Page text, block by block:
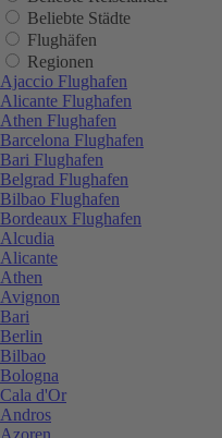
Beliebte Städte
Flughäfen
Regionen
Ajaccio Flughafen
Alicante Flughafen
Athen Flughafen
Barcelona Flughafen
Bari Flughafen
Belgrad Flughafen
Bilbao Flughafen
Bordeaux Flughafen
Alcudia
Alicante
Athen
Avignon
Bari
Berlin
Bilbao
Bologna
Cala d'Or
Andros
Azoren